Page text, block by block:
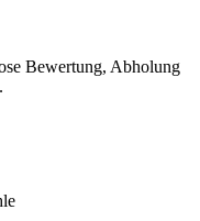
Bewertung, Abholung